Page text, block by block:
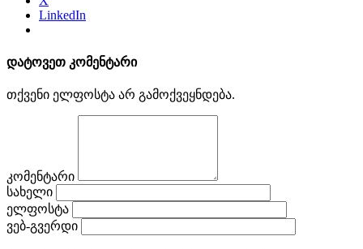
LinkedIn
დატოვეთ კომენტარი
თქვენი ელფოსტა არ გამოქვეყნდება.
კომენტარი
სახელი
ელფოსტა
ვებ-გვერდი